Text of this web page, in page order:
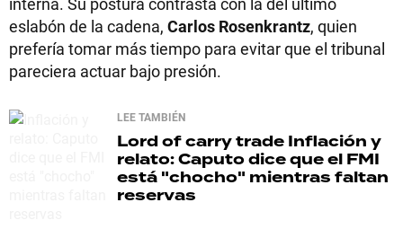
eslabón de la cadena, Carlos Rosenkrantz, quien
prefería tomar más tiempo para evitar que el tribunal
pareciera actuar bajo presión.
LEE TAMBIÉN
Lord of carry trade Inflación y
relato: Caputo dice que el FMI
está "chocho" mientras faltan
reservas